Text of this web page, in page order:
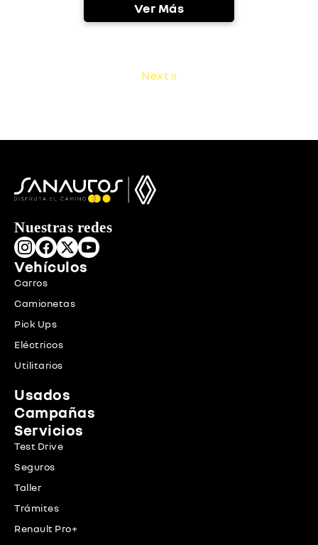
Ver Más
Next »
Nuestras redes
Vehículos
Carros
Camionetas
Pick Ups
Eléctricos
Utilitarios
Usados
Campañas
Servicios
Test Drive
Seguros
Taller
Trámites
Renault Pro+